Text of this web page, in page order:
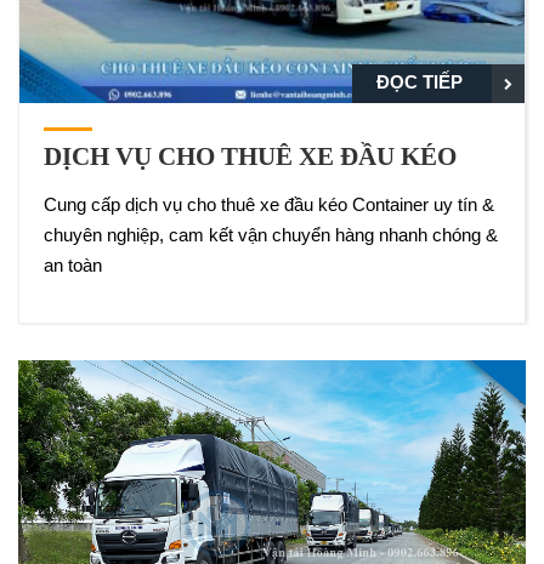
ĐỌC TIẾP
DỊCH VỤ CHO THUÊ XE ĐẦU KÉO
Cung cấp dịch vụ cho thuê xe đầu kéo Container uy tín &
chuyên nghiệp, cam kết vận chuyển hàng nhanh chóng &
an toàn